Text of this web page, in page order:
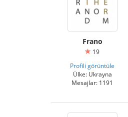
Frano
19
Profili görüntüle
Ülke: Ukrayna
Mesajlar: 1191